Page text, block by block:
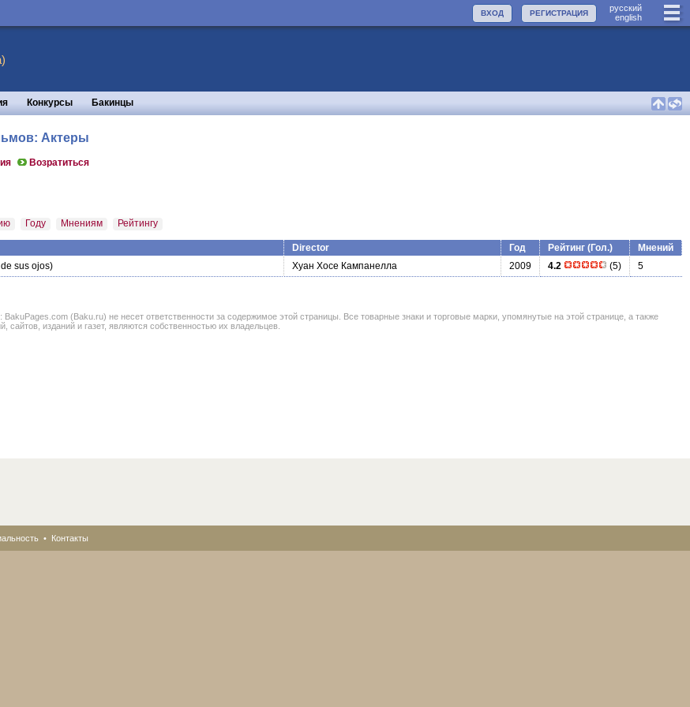
руccкий
english
РЕГИСТРАЦИЯ
ВХОД
Конкурсы Бакинцы
Актеры
Возратиться
Году Мнениям Рейтингу
Director Год Рейтинг (Гол.)
Мнений
sus ojos) Хуан Хосе Кампанелла 2009 4.2 (5)
5
(Baku.ru) не несет ответственности за содержимое этой страницы. Все товарные знаки и торговые марки, упомянутые на этой странице, а также
сайтов, изданий и газет, являются собственностью их владельцев.
• Контакты